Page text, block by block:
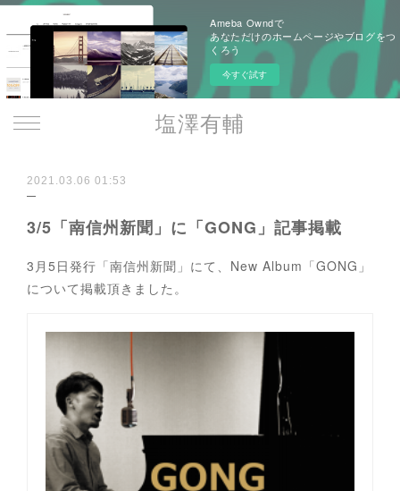
Ameba Owndで
あなただけのホームページやブログをつ
くろう
今すぐ試す
塩澤有輔
2021.03.06 01:53
3/5「南信州新聞」に「GONG」記事掲載
3月5日発行「南信州新聞」にて、New Album「GONG」
について掲載頂きました。